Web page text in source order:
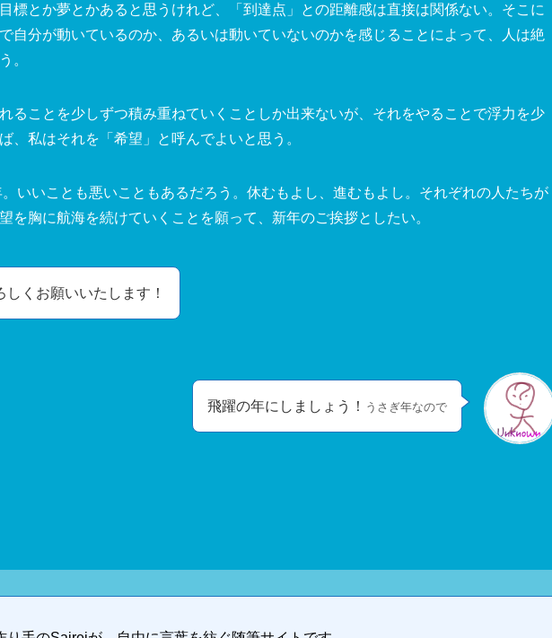
標とか夢とかあると思うけれど、「到達点」との距離感は直接は関係ない。そこに
自分が動いているのか、あるいは動いていないのかを感じることによって、人は絶
。
ることを少しずつ積み重ねていくことしか出来ないが、それをやることで浮力を少
、私はそれを「希望」と呼んでよいと思う。
いいことも悪いこともあるだろう。休むもよし、進むもよし。それぞれの人たちが
を胸に航海を続けていくことを願って、新年のご挨拶としたい。
しくお願いいたします！
飛躍の年にしましょう！ うさぎ年なので